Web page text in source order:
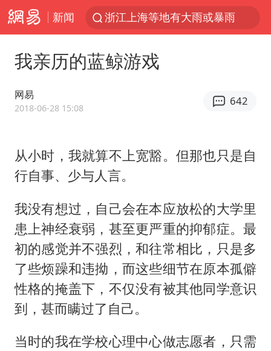
新闻
“新疆的交警怎么个个像我妈”
上四休三，但降薪1000元，你接受吗？
台当局重金为“台独”织“皇帝新衣”
白海豚将正面袭击贯穿浙江
《欢迎来龙餐馆》口碑
郑丽文：台湾从来没有“独立”过
几元成本的AI广告导致千万市值蒸发
茅台部分直营店飞天茅台提价
酒店回应车内过夜被收150元
杭州全市有序停课
我亲历的蓝鲸游戏
网易
2018-06-28 15:08
642
从小时，我就算不上宽豁。但那也只是自
行自事、少与人言。
我没有想过，自己会在本应放松的大学里
患上神经衰弱，甚至更严重的抑郁症。最
初的感觉并不强烈，和往常相比，只是多
了些烦躁和违拗，而这些细节在原本孤僻
性格的掩盖下，不仅没有被其他同学意识
到，甚而瞒过了自己。
当时的我在学校心理中心做志愿者，只需